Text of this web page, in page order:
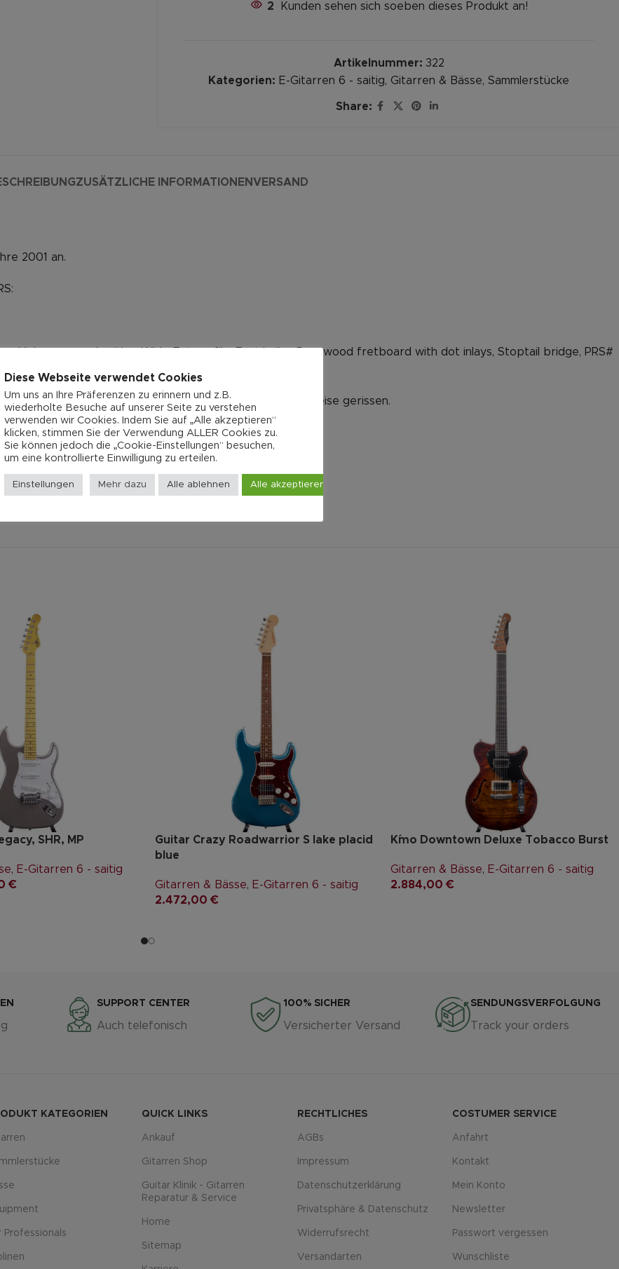
2 Kunden sehen sich soeben dieses Produkt an!
Artikelnummer: 322
Kategorien: E-Gitarren 6 - saitig, Gitarren & Bässe, Sammlerstücke
Share:
ZUSÄTZLICHE INFORMATIONEN VERSAND
2001 an.
Mahogany neck with a Wide-Fat profile, East Indian Rosewood fretboard with dot inlays, Stoptail bridge, PRS#
nickel hardware.
Die Kunststoffrahmen und Abdeckungen sind teilweise gerissen.
SHR, MP
, E-Gitarren 6 - saitig
€
Guitar Crazy Roadwarrior S lake placid
blue
Gitarren & Bässe, E-Gitarren 6 - saitig
2.472,00 €
K´mo Downtown Deluxe Tobacco Burst
Gitarren & Bässe, E-Gitarren 6 - saitig
2.884,00 €
SUPPORT CENTER
Auch telefonisch
100% SICHER
Versicherter Versand
SENDUNGSVERFOLGUNG
Track your orders
KATEGORIEN
Professionals
QUICK LINKS
Ankauf
Gitarren Shop
Guitar Klinik - Gitarren
Reparatur & Service
Home
Sitemap
RECHTLICHES
AGBs
Impressum
Datenschutzerklärung
Privatsphäre & Datenschutz
Widerrufsrecht
Versandarten
COSTUMER SERVICE
Anfahrt
Kontakt
Mein Konto
Newsletter
Passwort vergessen
Wunschliste
Diese Webseite verwendet Cookies
Um uns an Ihre Präferenzen zu erinnern und z.B.
wiederholte Besuche auf unserer Seite zu verstehen
verwenden wir Cookies. Indem Sie auf „Alle akzeptieren“
klicken, stimmen Sie der Verwendung ALLER Cookies zu.
Sie können jedoch die „Cookie-Einstellungen“ besuchen,
um eine kontrollierte Einwilligung zu erteilen.
Einstellungen Mehr dazu Alle ablehnen Alle akzeptieren